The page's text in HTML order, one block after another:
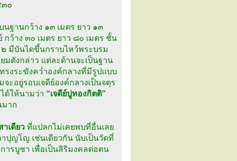
๓๐
ฐานกว้าง ๑๓ เมตร ยาว ๑๓
ว้าง ๓๐ เมตร ยาว ๘๐ เมตร ชั้น
มีบันไดขึ้นกราบไหว้พระบรม
มดังกล่าว แต่ละด้านจะเป็นฐาน
รงระฆังคว่ำองค์กลางที่มีรูปแบบ
ะอยู่รอบเจดีย์องค์กลางเป็นจตุร
ด้ให้นามว่า “เจดีย์บู่ทองกิตติ”
มาก
าเดียว ที่แปลกไม่เคยพบที่อื่นเลย
ปุญโญ เช่นเดียวกัน นับเป็นวัดที่
รบูชา เพื่อเป็นสิริมงคลต่อตน